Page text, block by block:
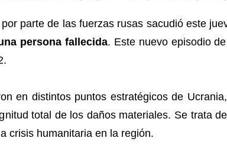
por parte de las fuerzas rusas sacudió este
persona fallecida. Este nuevo episodio
en distintos puntos estratégicos de
total de los daños materiales. Se trata
crisis humanitaria en la región.